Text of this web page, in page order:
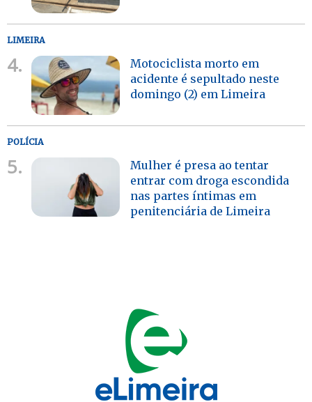
LIMEIRA
4.
Motociclista morto em
acidente é sepultado neste
domingo (2) em Limeira
POLÍCIA
5.
Mulher é presa ao tentar
entrar com droga escondida
nas partes íntimas em
penitenciária de Limeira